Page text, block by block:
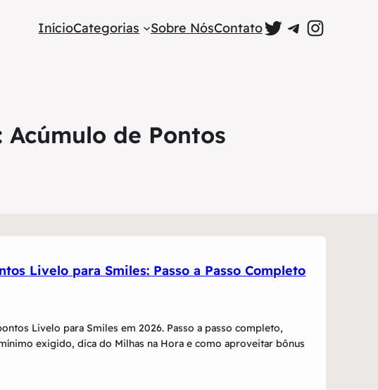
InícioCategorias Sobre NósContatoPerfil Oficial no Twitter
Grupo Oficial no Telegram
Perfil Oficial no Instagram
Acúmulo de Pontos
Livelo para Smiles: Passo a Passo Completo
Livelo para Smiles em 2026. Passo a passo completo,
exigido, dica do Milhas na Hora e como aproveitar bônus